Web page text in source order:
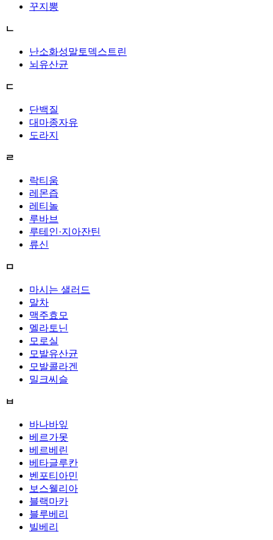
꾸지뽕
ㄴ
난소화성말토덱스트린
뇌유산균
ㄷ
단백질
대마종자유
도라지
ㄹ
락티움
레몬즙
레티놀
루바브
루테인·지아잔틴
류신
ㅁ
마시는 샐러드
말차
맥주효모
멜라토닌
모로실
모발유산균
모발콜라겐
밀크씨슬
ㅂ
바나바잎
베르가못
베르베린
베타글루칸
벤포티아민
보스웰리아
블랙마카
블루베리
빌베리